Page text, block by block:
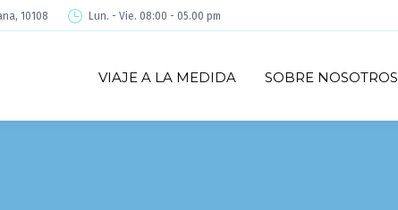
10108 Lun. - Vie. 08:00 - 05.00 pm
VIAJE A LA MEDIDA SOBRE NOSOTROS